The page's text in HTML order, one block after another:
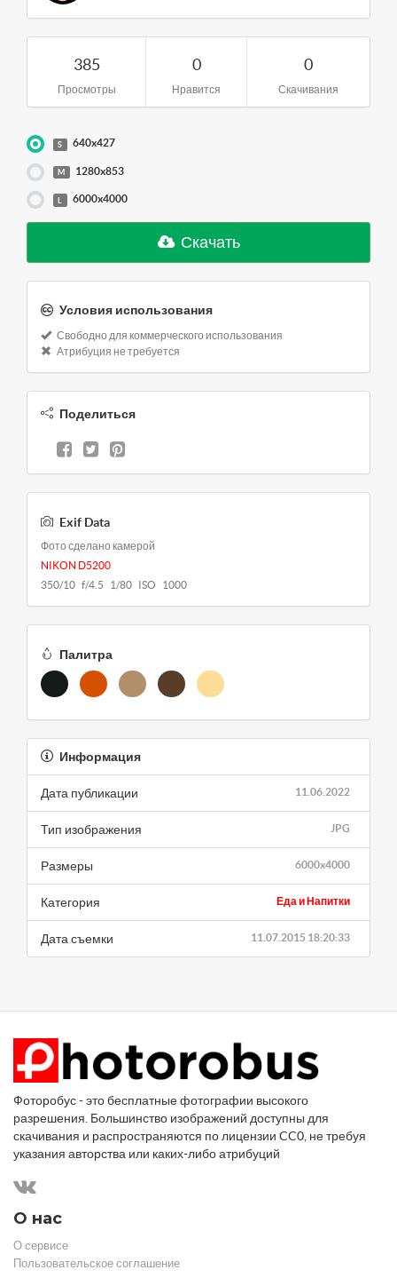
385
Просмотры
0
Нравится
0
Скачивания
S 640x427
M 1280x853
L 6000x4000
Скачать
Условия использования
Свободно для коммерческого использования
Атрибуция не требуется
Поделиться
Exif Data
Фото сделано камерой
NIKON D5200
350/10 f/4.5 1/80 ISO 1000
Палитра
Информация
11.06.2022
Дата публикации
JPG
Тип изображения
6000x4000
Размеры
Еда и Напитки
Категория
11.07.2015 18:20:33
Дата съемки
Фоторобус - это бесплатные фотографии высокого
разрешения. Большинство изображений доступны для
скачивания и распространяются по лицензии CC0, не требуя
указания авторства или каких-либо атрибуций
О нас
О сервисе
Пользовательское соглашение